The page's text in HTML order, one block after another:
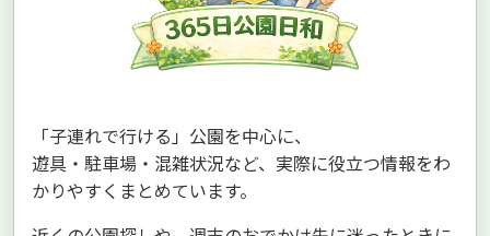
「子連れで行ける」公園を中心に、
遊具・駐車場・混雑状況など、実際に役立つ情報をわ
かりやすくまとめています。